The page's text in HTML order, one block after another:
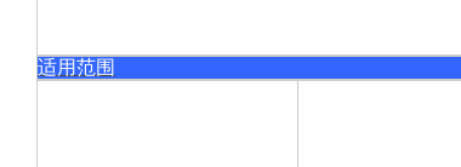
适用范围